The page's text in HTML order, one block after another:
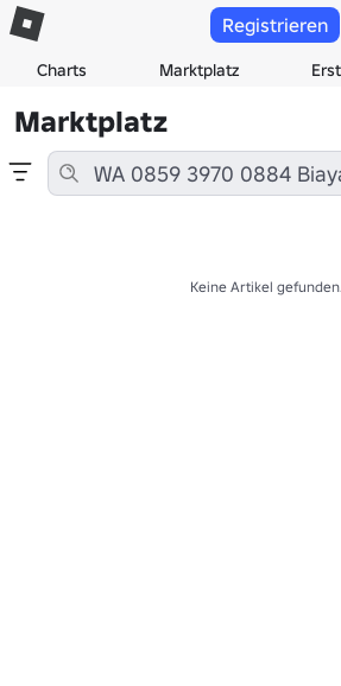
Charts Marktplatz
Registrieren
Marktplatz
Keine Artikel gefunden.